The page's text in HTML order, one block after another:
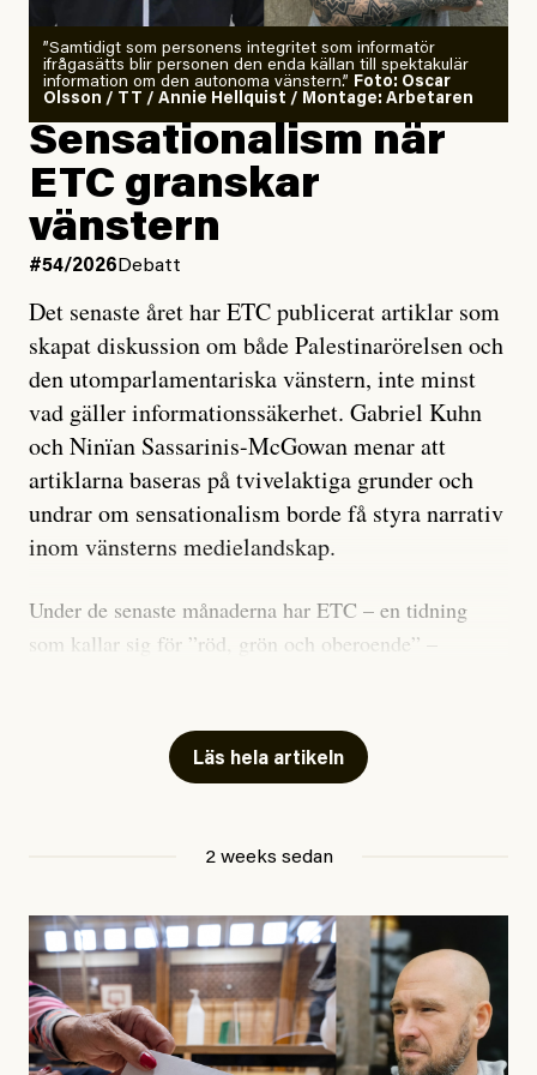
”Samtidigt som personens integritet som informatör
ifrågasätts blir personen den enda källan till spektakulär
information om den autonoma vänstern.” Foto: Oscar
Olsson / TT / Annie Hellquist / Montage: Arbetaren
Sensationalism när
ETC granskar
vänstern
#54/2026 Debatt
Det senaste året har ETC publicerat artiklar som
skapat diskussion om både Palestinarörelsen och
den utomparlamentariska vänstern, inte minst
vad gäller informationssäkerhet. Gabriel Kuhn
och Ninïan Sassarinis-McGowan menar att
artiklarna baseras på tvivelaktiga grunder och
undrar om sensationalism borde få styra narrativ
inom vänsterns medielandskap.
Under de senaste månaderna har ETC – en tidning
som kallar sig för ”röd, grön och oberoende” –
skriver för? Vad betyder det att vara en ”röd, grön och
oberoende” tidning? Och vad är egentligen bra
utpekas som israelisk infiltratör”. Enligt ingressen
handlar artikeln om en person vars ”bakgrund skapar
splittring och oro i rörelsen”. Problemet är att artikeln
skapar betydligt mer oro i palestinarörelsen – och den
Läs hela artikeln
2 weeks sedan